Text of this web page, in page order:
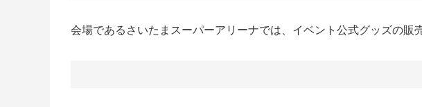
会場であるさいたまスーパーアリーナでは、イベント公式グッズの販